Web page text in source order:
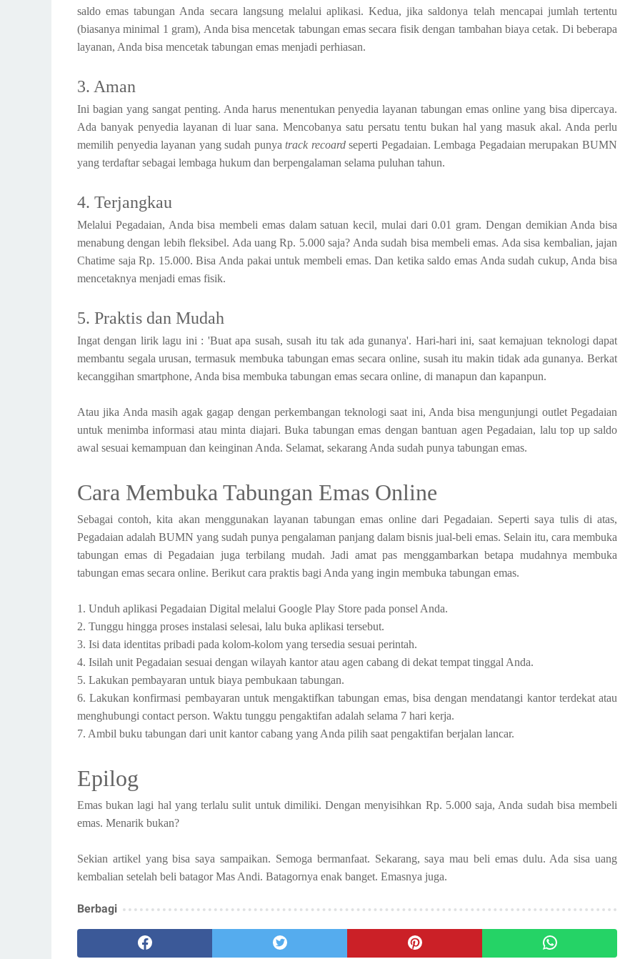
saldo emas tabungan Anda secara langsung melalui aplikasi. Kedua, jika saldonya telah mencapai jumlah tertentu
(biasanya minimal 1 gram), Anda bisa mencetak tabungan emas secara fisik dengan tambahan biaya cetak. Di beberapa
layanan, Anda bisa mencetak tabungan emas menjadi perhiasan.
3. Aman
Ini bagian yang sangat penting. Anda harus menentukan penyedia layanan tabungan emas online yang bisa dipercaya.
Ada banyak penyedia layanan di luar sana. Mencobanya satu persatu tentu bukan hal yang masuk akal. Anda perlu
memilih penyedia layanan yang sudah punyatrack recoardseperti Pegadaian. Lembaga Pegadaian merupakan BUMN
yang terdaftar sebagai lembaga hukum dan berpengalaman selama puluhan tahun.
4. Terjangkau
Melalui Pegadaian, Anda bisa membeli emas dalam satuan kecil, mulai dari 0.01 gram. Dengan demikian Anda bisa
menabung dengan lebih fleksibel. Ada uang Rp. 5.000 saja? Anda sudah bisa membeli emas. Ada sisa kembalian, jajan
Chatime saja Rp. 15.000. Bisa Anda pakai untuk membeli emas. Dan ketika saldo emas Anda sudah cukup, Anda bisa
mencetaknya menjadi emas fisik.
5. Praktis dan Mudah
Ingat dengan lirik lagu ini : 'Buat apa susah, susah itu tak ada gunanya'. Hari-hari ini, saat kemajuan teknologi dapat
membantu segala urusan, termasuk membuka tabungan emas secara online, susah itu makin tidak ada gunanya. Berkat
kecanggihan smartphone, Anda bisa membuka tabungan emas secara online, di manapun dan kapanpun.
Atau jika Anda masih agak gagap dengan perkembangan teknologi saat ini, Anda bisa mengunjungi outlet Pegadaian
untuk menimba informasi atau minta diajari. Buka tabungan emas dengan bantuan agen Pegadaian, lalu top up saldo
awal sesuai kemampuan dan keinginan Anda. Selamat, sekarang Anda sudah punya tabungan emas.
Cara Membuka Tabungan Emas Online
Sebagai contoh, kita akan menggunakan layanan tabungan emas online dari Pegadaian. Seperti saya tulis di atas,
Pegadaian adalah BUMN yang sudah punya pengalaman panjang dalam bisnis jual-beli emas. Selain itu, cara membuka
tabungan emas di Pegadaian juga terbilang mudah. Jadi amat pas menggambarkan betapa mudahnya membuka
tabungan emas secara online. Berikut cara praktis bagi Anda yang ingin membuka tabungan emas.
1. Unduh aplikasi Pegadaian Digital melalui Google Play Store pada ponsel Anda.
2. Tunggu hingga proses instalasi selesai, lalu buka aplikasi tersebut.
3. Isi data identitas pribadi pada kolom-kolom yang tersedia sesuai perintah.
4. Isilah unit Pegadaian sesuai dengan wilayah kantor atau agen cabang di dekat tempat tinggal Anda.
5. Lakukan pembayaran untuk biaya pembukaan tabungan.
6. Lakukan konfirmasi pembayaran untuk mengaktifkan tabungan emas, bisa dengan mendatangi kantor terdekat atau
menghubungi contact person. Waktu tunggu pengaktifan adalah selama 7 hari kerja.
7. Ambil buku tabungan dari unit kantor cabang yang Anda pilih saat pengaktifan berjalan lancar.
Epilog
Emas bukan lagi hal yang terlalu sulit untuk dimiliki. Dengan menyisihkan Rp. 5.000 saja, Anda sudah bisa membeli
emas. Menarik bukan?
Sekian artikel yang bisa saya sampaikan. Semoga bermanfaat. Sekarang, saya mau beli emas dulu. Ada sisa uang
kembalian setelah beli batagor Mas Andi. Batagornya enak banget. Emasnya juga.
Berbagi